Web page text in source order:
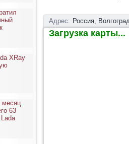
XRay
месяц
63
Адрес: Россия,
Загрузка карты...